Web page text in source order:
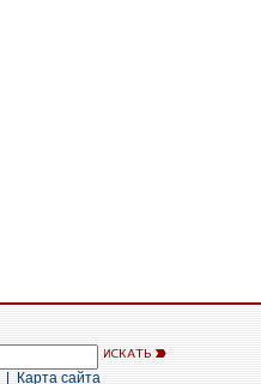
Карта сайта